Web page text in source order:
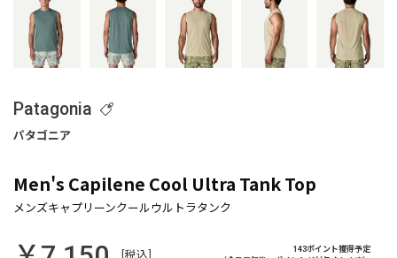
Patagonia
Men's Capilene Cool Ultra Tank Top
[税込]
143ポイント獲得予定